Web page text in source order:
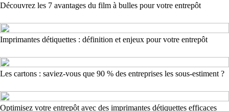
Découvrez les 7 avantages du film à bulles pour votre entrepôt
Imprimantes détiquettes : définition et enjeux pour votre entrepôt
Les cartons : saviez-vous que 90 % des entreprises les sous-estiment ?
Optimisez votre entrepôt avec des imprimantes détiquettes efficaces